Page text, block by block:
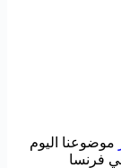
موضوعنا اليوم
فرنسا